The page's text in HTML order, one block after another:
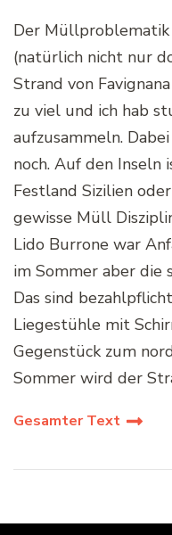
Der
(natürlich nicht nur
Strand von
zu viel und ich hab
aufzusammeln.
noch. Auf den Inseln
Festland Sizilien
gewisse Müll
Lido Burrone war
im Sommer aber die
Das sind
Liegestühle mit
Gegenstück zum
Sommer wird der
Gesamter Text